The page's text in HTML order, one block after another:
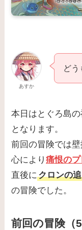
あすか
どう
本日はとぐろ島
となります。
前回の冒険では
心により痛恨の
直後にクロンの
の冒険でした。
前回の冒険（